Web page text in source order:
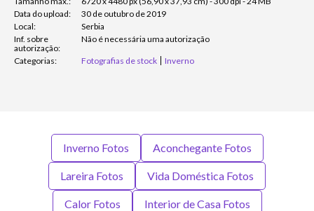
Data do upload:
30 de outubro de 2019
Local:
Serbia
Inf. sobre
autorização:
Não é necessária uma autorização
Categorias: Fotografias de stock Inverno
Inverno Fotos Aconchegante Fotos
Lareira Fotos Vida Doméstica Fotos
Calor Fotos Interior de Casa Fotos